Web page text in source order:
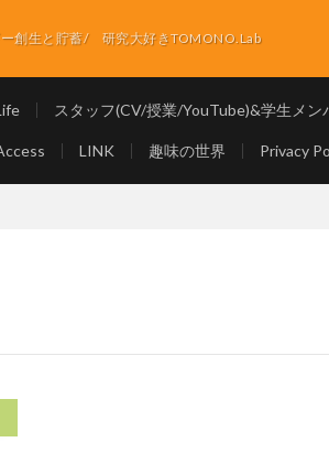
ー創生と貯蓄/ 研究大好きTOMONO.Lab
スタッフ(CV/授業/YouTube)&学生メ
LINK 趣味の世界 Privacy